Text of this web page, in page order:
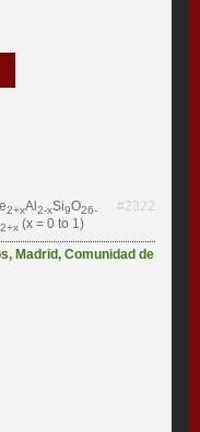
2+xAl2-xSi9O26-
2+x (x = 0 to 1)
#2322
,Madrid,Comunidad de